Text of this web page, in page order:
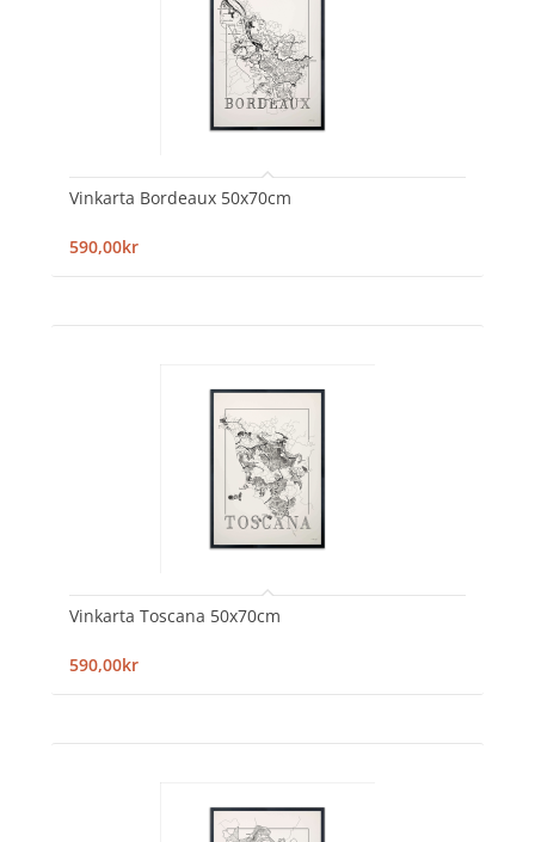
Vinkarta Bordeaux 50x70cm
590,00kr
Vinkarta Toscana 50x70cm
590,00kr